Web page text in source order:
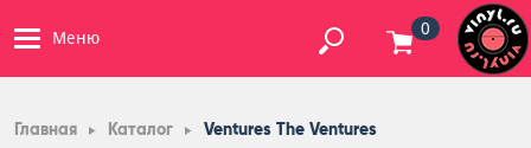
Меню 0
Главная Каталог Ventures The Ventures